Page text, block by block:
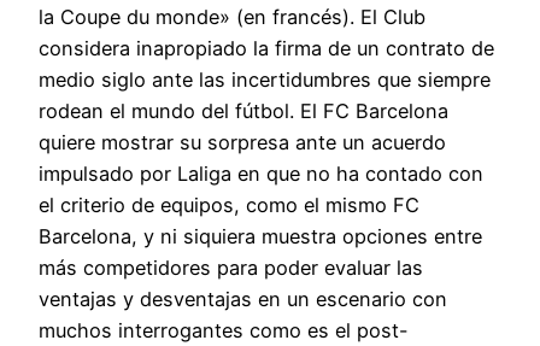
la Coupe du monde» (en francés). El Club
considera inapropiado la firma de un contrato de
medio siglo ante las incertidumbres que siempre
rodean el mundo del fútbol. El FC Barcelona
quiere mostrar su sorpresa ante un acuerdo
impulsado por Laliga en que no ha contado con
el criterio de equipos, como el mismo FC
Barcelona, y ni siquiera muestra opciones entre
más competidores para poder evaluar las
ventajas y desventajas en un escenario con
muchos interrogantes como es el post-